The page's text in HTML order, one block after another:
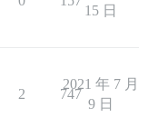
15 日
2 747
2021 年 7 月
9 日